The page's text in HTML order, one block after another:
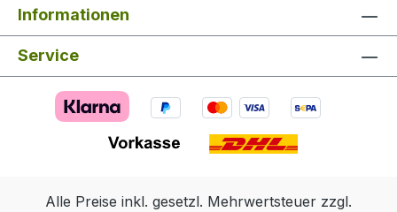
Informationen
Service
Alle Preise inkl. gesetzl. Mehrwertsteuer zzgl.